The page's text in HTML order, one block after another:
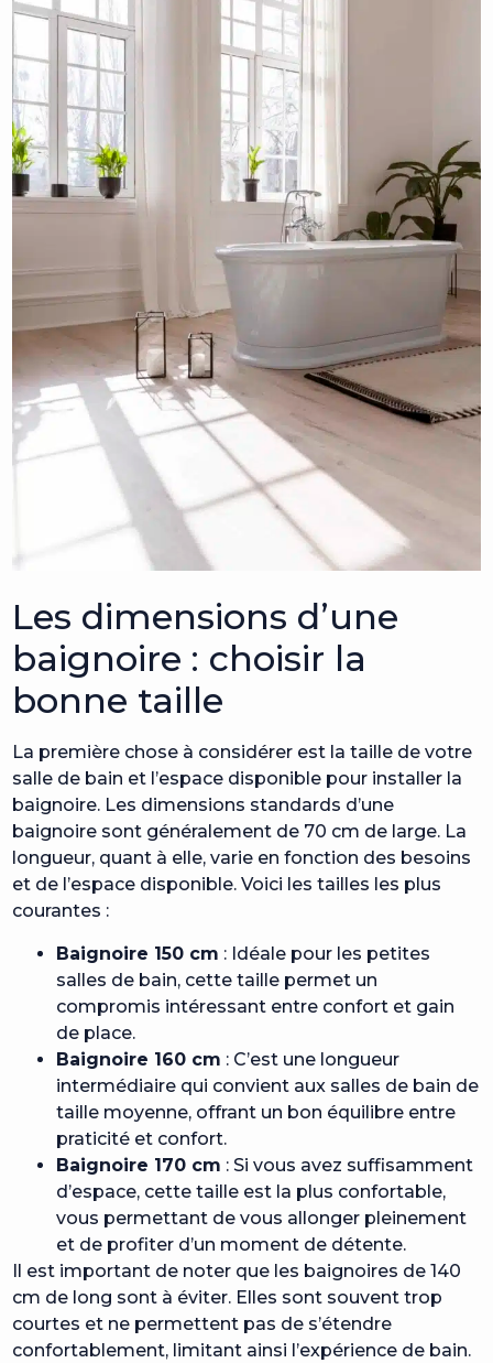
Les dimensions d’une
baignoire : choisir la
bonne taille
La première chose à considérer est la taille de votre
salle de bain et l’espace disponible pour installer la
baignoire. Les dimensions standards d’une
baignoire sont généralement de 70 cm de large. La
longueur, quant à elle, varie en fonction des besoins
et de l’espace disponible. Voici les tailles les plus
courantes :
Baignoire 150 cm : Idéale pour les petites
salles de bain, cette taille permet un
compromis intéressant entre confort et gain
de place.
Baignoire 160 cm : C’est une longueur
intermédiaire qui convient aux salles de bain de
taille moyenne, offrant un bon équilibre entre
praticité et confort.
Baignoire 170 cm : Si vous avez suffisamment
d’espace, cette taille est la plus confortable,
vous permettant de vous allonger pleinement
et de profiter d’un moment de détente.
Il est important de noter que les baignoires de 140
cm de long sont à éviter. Elles sont souvent trop
courtes et ne permettent pas de s’étendre
confortablement, limitant ainsi l’expérience de bain.